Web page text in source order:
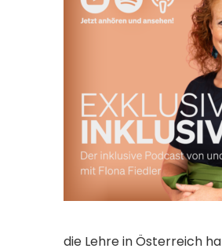
die Lehre in Österreich